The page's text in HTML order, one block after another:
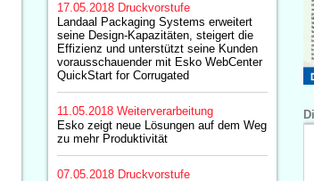
17.05.2018 Druckvorstufe
Landaal Packaging Systems erweitert
seine Design-Kapazitäten, steigert die
Effizienz und unterstützt seine Kunden
vorausschauender mit Esko WebCenter
QuickStart for Corrugated
11.05.2018 Weiterverarbeitung
Esko zeigt neue Lösungen auf dem Weg
zu mehr Produktivität
07.05.2018 Druckvorstufe